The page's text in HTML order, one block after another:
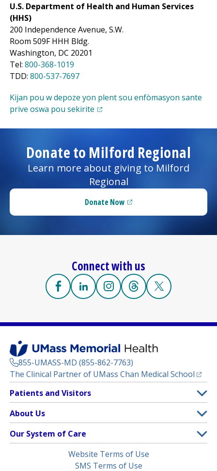
U.S. Department of Health and Human Services
(HHS)
200 Independence Avenue, S.W.
Room 509F HHH Bldg.
Washington, DC 20201
Tel: 800-368-1019
TDD: 800-537-7697
Kijan pou w depoze yon plent sou enfòmasyon sante
prive oswa pou sekirite (opens in a new tab)
Donate to Milford Regional
Learn more about giving to Milford
Regional
Donate Now(opens in a new tab)
Connect with us
Facebook
(opens in a new tab)
Linkedin
(opens in a new tab)
Instagram
(opens in a new tab)
Threads
(opens in a new tab)
X
(opens in a
855-UMASS-MD (855-862-7763)
The Clinical Partner of UMass Chan Medical School
Footer
Menu
Patients and Visitors
Patient and Visitor Information
Clinical Trials
(opens in a new tab)
Find a Doctor(opens in a new tab)
Insurance Plans Accepted
About Us
About UMass Memorial Health
Contact
Our System of Care
UMass Memorial Medical Center
Children’s Medical Center
Website Terms of Use
SMS Terms of Use